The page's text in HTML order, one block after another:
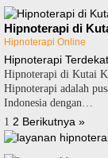
Hipnoterapi di
Hipnoterapi Online
Hipnoterapi Terdekat
Hipnoterapi di Kutai
Hipnoterapi adalah
Indonesia dengan…
Paginasi
pos
1 2 Berikutnya »